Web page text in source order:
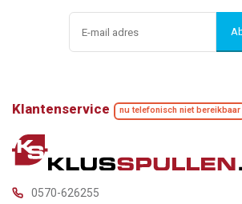
Klantenservice nu telefonisch niet bereikbaar
0570-626255